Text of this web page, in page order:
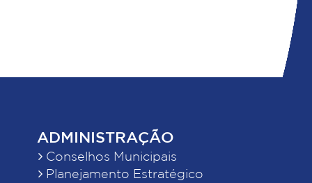
ADMINISTRAÇÃO
Conselhos Municipais
Planejamento Estratégico